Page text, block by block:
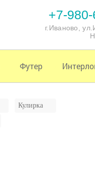
+7-
г.Иваново,
Футер
Кулирка